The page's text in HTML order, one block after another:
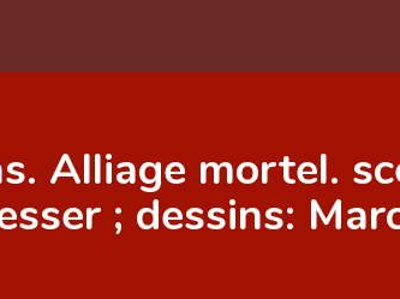
Alliage mortel.
; dessins: